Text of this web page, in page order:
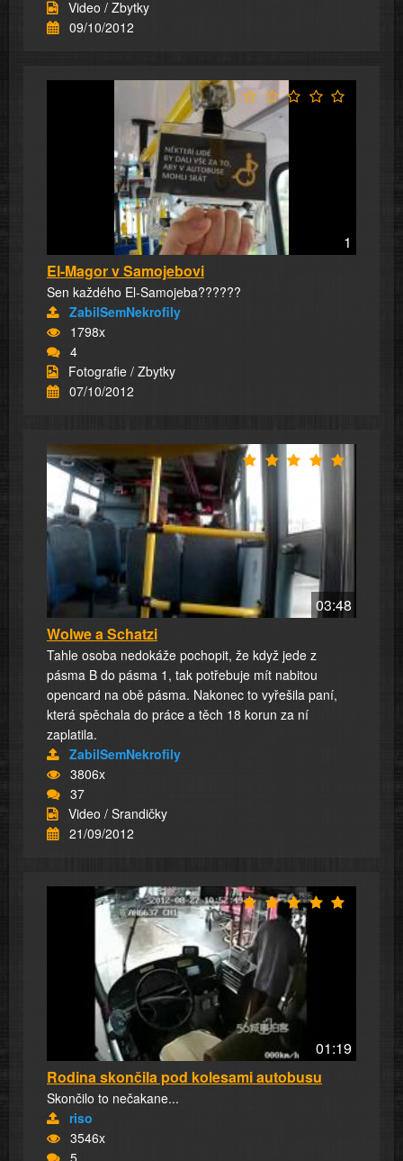
Video / Zbytky
09/10/2012
1
El-Magor v Samojebovi
Sen každého El-Samojeba??????
ZabilSemNekrofily
1798x
4
Fotografie / Zbytky
07/10/2012
03:48
Wolwe a Schatzi
Tahle osoba nedokáže pochopit, že když jede z
pásma B do pásma 1, tak potřebuje mít nabitou
opencard na obě pásma. Nakonec to vyřešila paní,
která spěchala do práce a těch 18 korun za ní
zaplatila.
ZabilSemNekrofily
3806x
37
Video / Srandičky
21/09/2012
01:19
Rodina skončila pod kolesami autobusu
Skončilo to nečakane...
riso
3546x
5